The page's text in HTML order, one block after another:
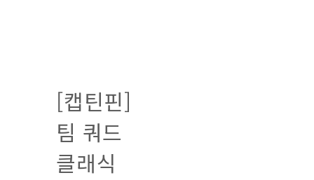
[캡틴핀]
팀 쿼드
클래식